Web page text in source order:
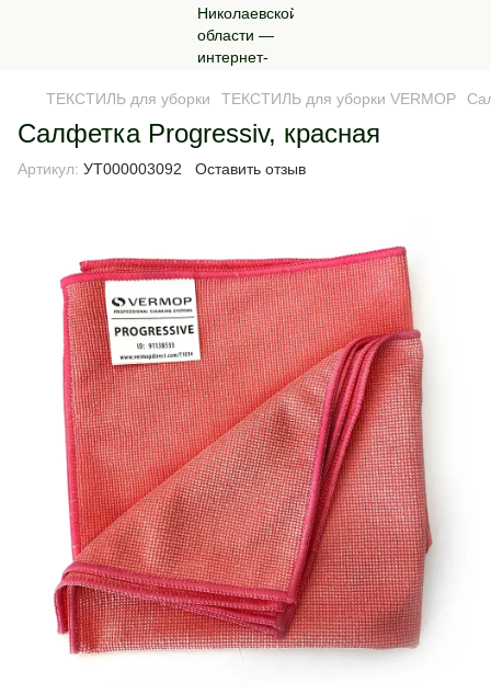
ТЕКСТИЛЬ для уборки ТЕКСТИЛЬ для уборки VERMOP
Салфетка Progressiv, красная
Артикул: УТ000003092 Оставить отзыв